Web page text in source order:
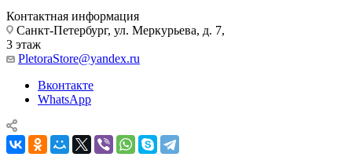
Контактная информация
Санкт-Петербург, ул. Меркурьева, д. 7,
3 этаж
PletoraStore@yandex.ru
Вконтакте
WhatsApp